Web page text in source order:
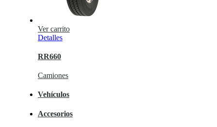
Ver carrito
Detalles
RR660
Camiones
Vehículos
Accesorios